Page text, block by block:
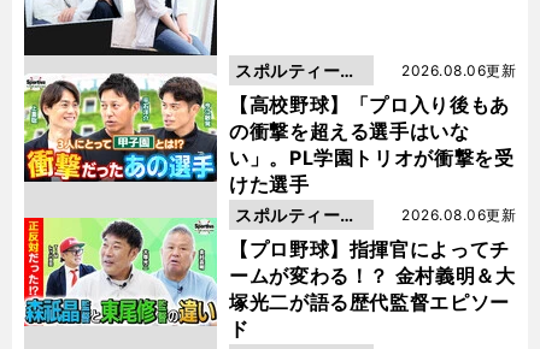
【高校野球】「プロ入り後もあ
の衝撃を超える選手はいな
い」。PL学園トリオが衝撃を受
けた選手
2026.08.06更新
スポルティーバ
動画
【プロ野球】指揮官によってチ
ームが変わる！？ 金村義明＆大
塚光二が語る歴代監督エピソー
ド
2026.08.06更新
スポルティーバ
動画